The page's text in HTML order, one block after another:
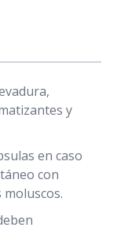
y
en caso
con